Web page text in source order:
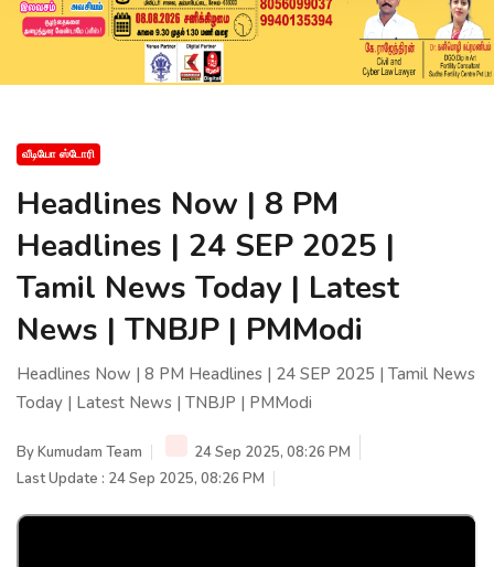
வீடியோ ஸ்டோரி
Headlines Now | 8 PM
Headlines | 24 SEP 2025 |
Tamil News Today | Latest
News | TNBJP | PMModi
Headlines Now | 8 PM Headlines | 24 SEP 2025 | Tamil News
Today | Latest News | TNBJP | PMModi
ByKumudam Team
24 Sep 2025, 08:26 PM
Last Update : 24 Sep 2025, 08:26 PM